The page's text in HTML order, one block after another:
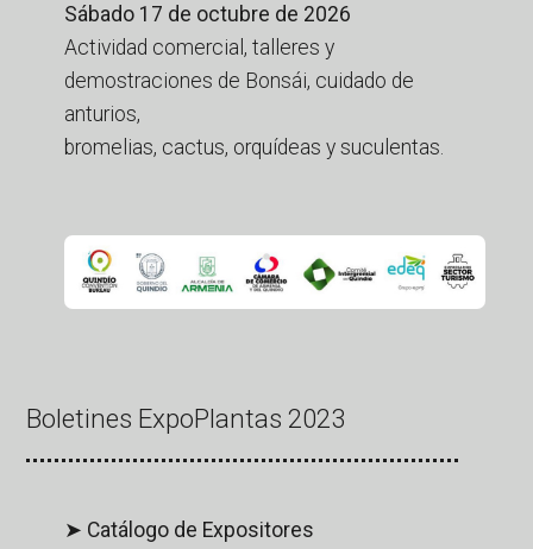
Sábado 17 de octubre de 2026
Actividad comercial, talleres y
demostraciones de Bonsái, cuidado de
anturios,
bromelias, cactus, orquídeas y suculentas.
Boletines ExpoPlantas 2023
➤ Catálogo de Expositores